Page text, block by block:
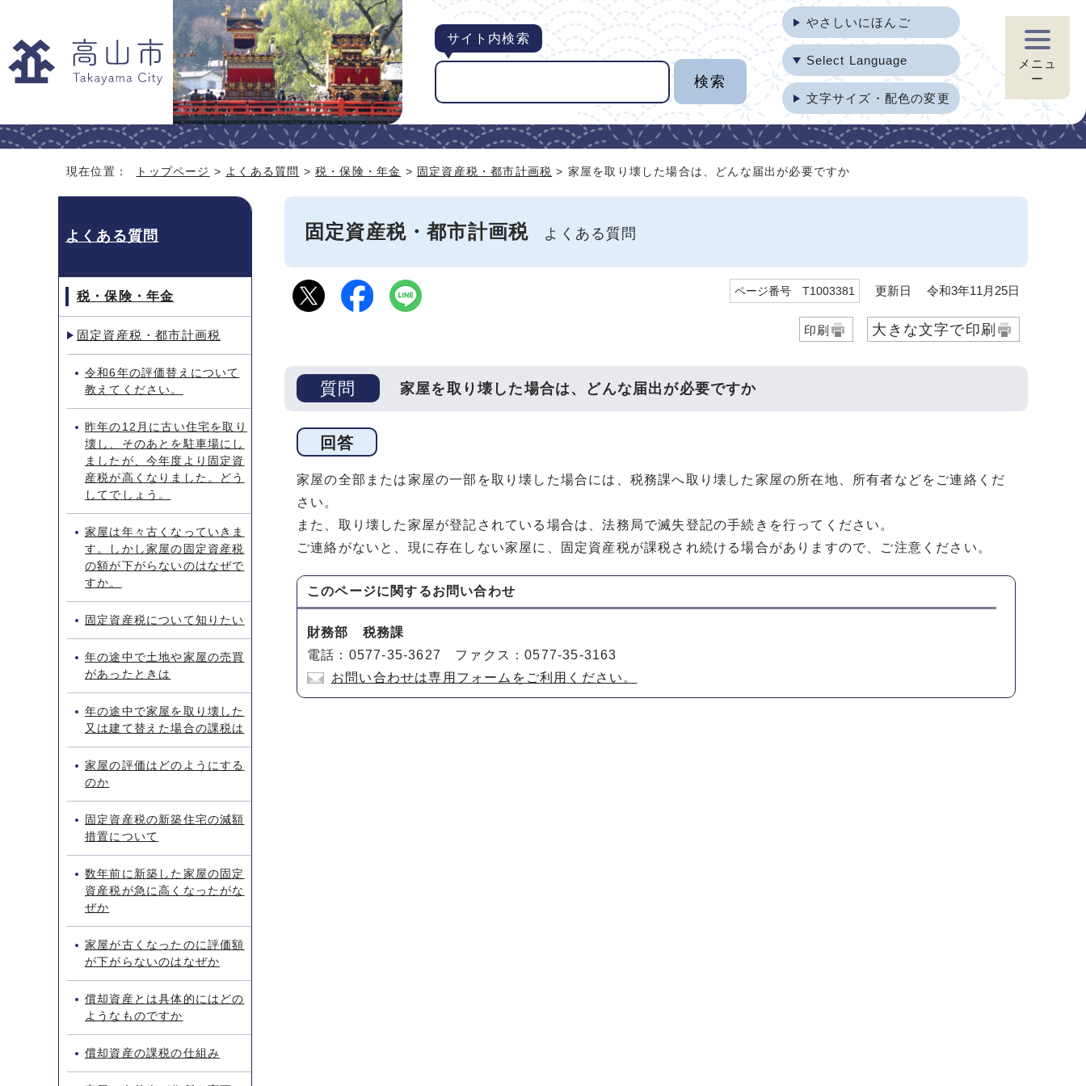
サイト内検索
やさしいにほんご
Select Language
文字サイズ・配色の変更
メニュ
ー
現在位置： トップページ > よくある質問 >税・保険・年金 > 固定資産税・都市計画税 > 家屋を取り壊した場合は、どんな届出が必要ですか
固定資産税・都市計画税 よくある質問
ページ番号 T1003381 更新日 令和3年11月25日
印刷 大きな文字で印刷
質問 家屋を取り壊した場合は、どんな届出が必要ですか
回答
家屋の全部または家屋の一部を取り壊した場合には、税務課へ取り壊した家屋の所在地、所有者などをご連絡くだ
さい。
また、取り壊した家屋が登記されている場合は、法務局で滅失登記の手続きを行ってください。
ご連絡がないと、現に存在しない家屋に、固定資産税が課税され続ける場合がありますので、ご注意ください。
このページに関するお問い合わせ
財務部 税務課
電話：0577-35-3627 ファクス：0577-35-3163
お問い合わせは専用フォームをご利用ください。
よくある質問
税・保険・年金
固定資産税・都市計画税
令和6年の評価替えについて
教えてください。
昨年の12月に古い住宅を取り
壊し、そのあとを駐車場にし
ましたが、今年度より固定資
産税が高くなりました。どう
してでしょう。
家屋は年々古くなっていきま
す。しかし家屋の固定資産税
の額が下がらないのはなぜで
すか。
固定資産税について知りたい
年の途中で土地や家屋の売買
があったときは
年の途中で家屋を取り壊した
又は建て替えた場合の課税は
家屋の評価はどのようにする
のか
固定資産税の新築住宅の減額
措置について
数年前に新築した家屋の固定
資産税が急に高くなったがな
ぜか
家屋が古くなったのに評価額
が下がらないのはなぜか
償却資産とは具体的にはどの
ようなものですか
償却資産の課税の仕組み